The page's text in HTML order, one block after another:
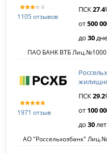
1105 отзывов
ПСК27.4
от500
до30
ПАО БАНК ВТБ Лиц.№1000
1971 отзыв
ПСК29.2
от 100
до30лет
АО "Россельхозбанк"